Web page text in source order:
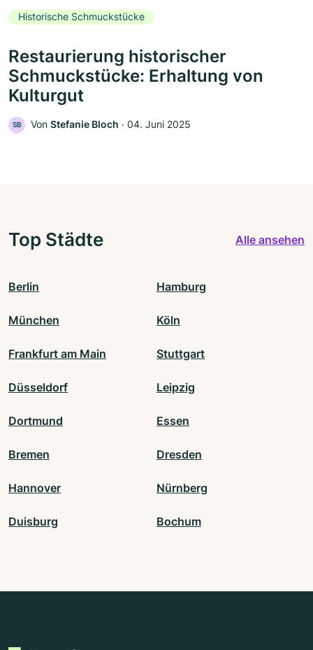
Historische Schmuckstücke
Restaurierung historischer
Schmuckstücke: Erhaltung von
Kulturgut
SB Von Stefanie Bloch ‧ 04. Juni 2025
Top Städte Alle ansehen
Berlin Hamburg
München Köln
Frankfurt am Main Stuttgart
Düsseldorf Leipzig
Dortmund Essen
Bremen Dresden
Hannover Nürnberg
Duisburg Bochum